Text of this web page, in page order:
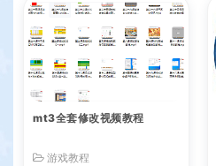
mt3全套修改视频教程
游戏教程